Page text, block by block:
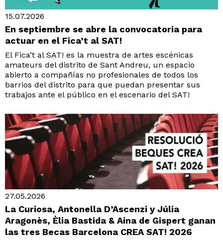
15.07.2026
En septiembre se abre la convocatoria para
actuar en el Fica’t al SAT!
El Fica’t al SAT! es la muestra de artes escénicas
amateurs del distrito de Sant Andreu, un espacio
abierto a compañías no profesionales de todos los
barrios del distrito para que puedan presentar sus
trabajos ante el público en el escenario del SAT!
27.05.2026
La Curiosa, Antonella D’Ascenzi y Júlia
Aragonès, Èlia Bastida & Aina de Gispert ganan
las tres Becas Barcelona CREA SAT! 2026